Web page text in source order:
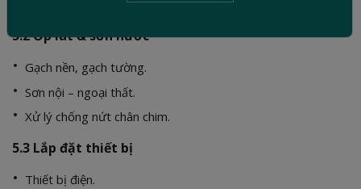
5.2 Ốp lát & sơn nước
Gạch nền, gạch tường.
Sơn nội – ngoại thất.
Xử lý chống nứt chân chim.
5.3 Lắp đặt thiết bị
Thiết bị điện.